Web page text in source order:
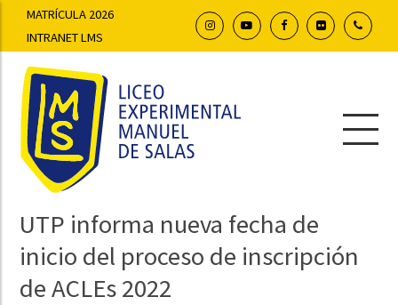
MATRÍCULA 2026
INTRANET LMS
UTP informa nueva fecha de
inicio del proceso de inscripción
de ACLEs 2022